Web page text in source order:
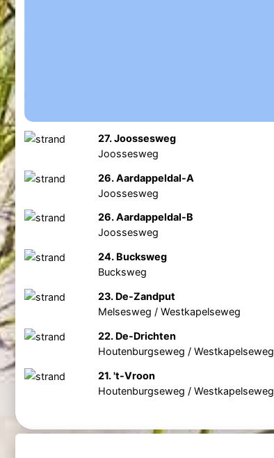
27. Joossesweg
Joossesweg
26. Aardappeldal-A
Joossesweg
26. Aardappeldal-B
Joossesweg
24. Bucksweg
Bucksweg
23. De-Zandput
Melsesweg / Westkapelseweg
22. De-Drichten
Houtenburgseweg / Westkapelseweg
21. 't-Vroon
Houtenburgseweg / Westkapelseweg